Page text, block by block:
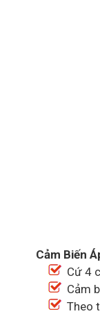
Cảm Biến
Cứ 4
Cảm
Theo